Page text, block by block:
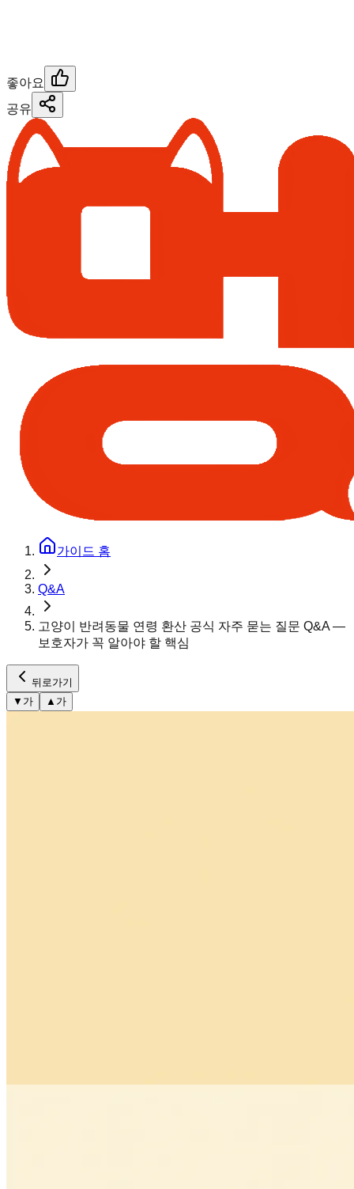
좋아요
공유
가이드 홈
Q&A
고양이 반려동물 연령 환산 공식 자주 묻는 질문 Q&A —
보호자가 꼭 알아야 할 핵심
뒤로가기
▼ 가 ▲ 가